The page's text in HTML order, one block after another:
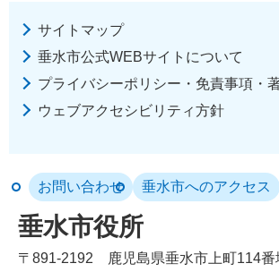
サイトマップ
垂水市公式WEBサイトについて
プライバシーポリシー・免責事項・
ウェブアクセシビリティ方針
垂水市役所
お問い合わせ 垂水市へのアクセス
〒891-2192 鹿児島県垂水市上町114番